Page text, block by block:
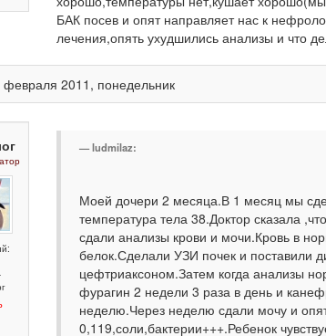
БАК посев и опят направляет нас к
лечения,опять ухудшились анализы и что
февраля 2011, понедельник
ludmilaz:
Моей дочери 2 месяца.В 1 месяц мы
температура тела 38.Доктор сказала
сдали анализы крови и мочи.Кровь в
белок.Сделали УЗИ почек и поставили
цефтриаксоном.Затем когда анализы
фурагин 2 недели 3 раза в день и
неделю.Через неделю сдали мочу и
0,119,соли,бактерии+++.Ребенок